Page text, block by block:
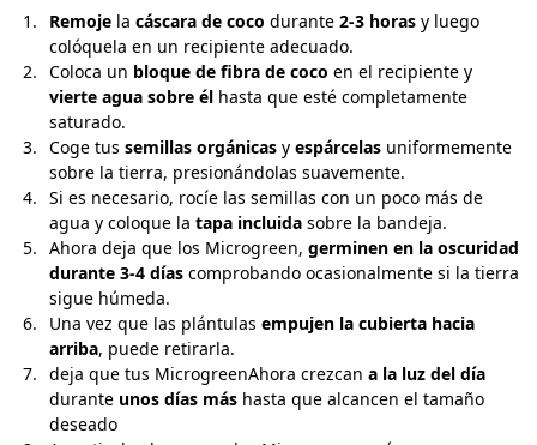
Remoje la cáscara de coco durante 2-3 horas y luego
colóquela en un recipiente adecuado.
Coloca un bloque de fibra de coco en el recipiente y
vierte agua sobre él hasta que esté completamente
saturado.
Coge tus semillas orgánicas y espárcelas uniformemente
sobre la tierra, presionándolas suavemente.
Si es necesario, rocíe las semillas con un poco más de
agua y coloque la tapa incluida sobre la bandeja.
Ahora deja que los Microgreen, germinen en la oscuridad
durante 3-4 días comprobando ocasionalmente si la tierra
sigue húmeda.
Una vez que las plántulas empujen la cubierta hacia
arriba, puede retirarla.
deja que tus MicrogreenAhora crezcan a la luz del día
durante unos días más hasta que alcancen el tamaño
deseado